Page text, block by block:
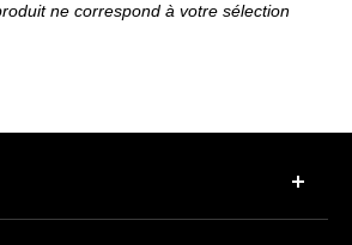
ne correspond à votre sélection